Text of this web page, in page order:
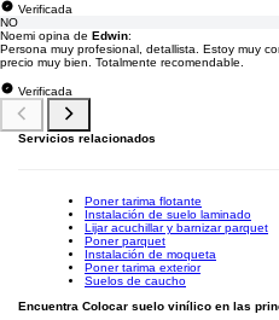
Verificada
NO
Noemi opina de Edwin:
Persona muy profesional, detallista. Estoy muy
precio muy bien. Totalmente recomendable.
Verificada
Servicios relacionados
Poner tarima flotante
Instalación de suelo laminado
Lijar acuchillar y barnizar parquet
Poner parquet
Instalación de moqueta
Poner tarima exterior
Suelos de caucho
Encuentra Colocar suelo vinílico en las